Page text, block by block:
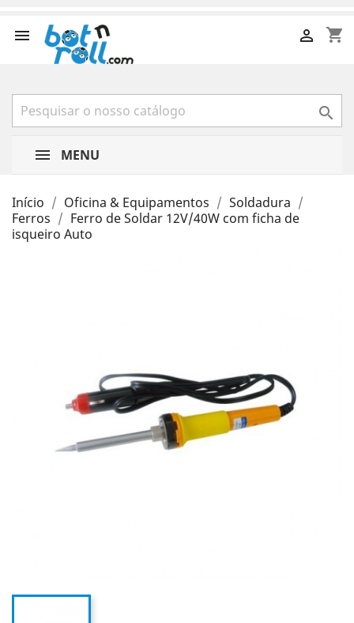
 shopping_cart


MENU
Início Oficina & Equipamentos
Soldadura
Ferros
Ferro de Soldar 12V/40W com ficha de
isqueiro Auto